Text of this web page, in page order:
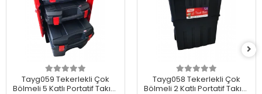
Tayg059 Tekerlekli Çok
Bölmeli 5 Katlı Portatif Takım
Tayg058 Tekerlekli Çok
Bölmeli 2 Katlı Portatif Takım